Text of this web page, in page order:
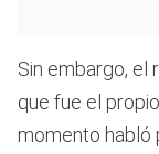
Sin embargo,
que fue el propio
momento habló